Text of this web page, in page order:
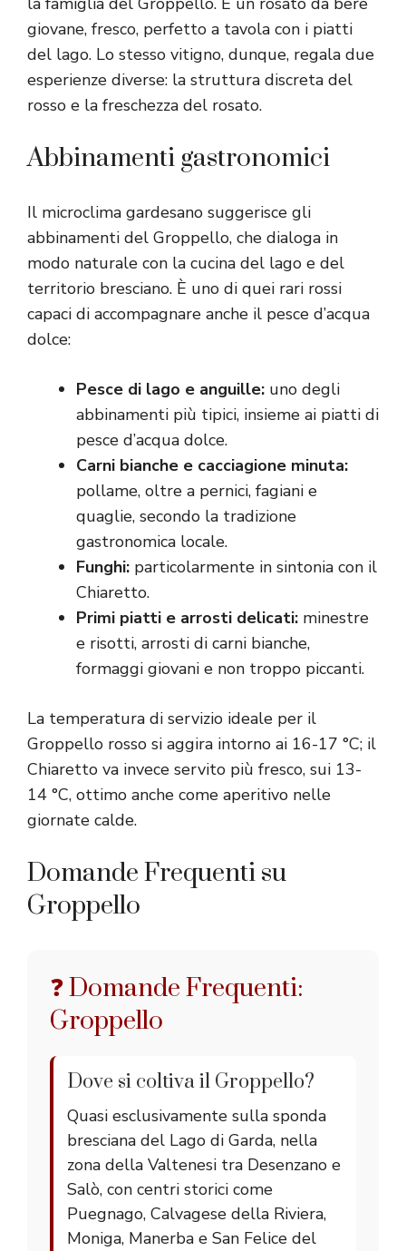
giovane, fresco, perfetto a tavola con i piatti
del lago. Lo stesso vitigno, dunque, regala due
esperienze diverse: la struttura discreta del
rosso e la freschezza del rosato.
Abbinamenti gastronomici
Il microclima gardesano suggerisce gli
abbinamenti del Groppello, che dialoga in
modo naturale con la cucina del lago e del
territorio bresciano. È uno di quei rari rossi
capaci di accompagnare anche il pesce d’acqua
dolce:
Pesce di lago e anguille: uno degli
abbinamenti più tipici, insieme ai piatti di
pesce d’acqua dolce.
Carni bianche e cacciagione minuta:
pollame, oltre a pernici, fagiani e
quaglie, secondo la tradizione
gastronomica locale.
Funghi: particolarmente in sintonia con il
Chiaretto.
Primi piatti e arrosti delicati: minestre
e risotti, arrosti di carni bianche,
formaggi giovani e non troppo piccanti.
La temperatura di servizio ideale per il
Groppello rosso si aggira intorno ai 16-17 °C; il
Chiaretto va invece servito più fresco, sui 13-
14 °C, ottimo anche come aperitivo nelle
giornate calde.
Domande Frequenti su
Groppello
❓ Domande Frequenti:
Groppello
Dove si coltiva il Groppello?
Quasi esclusivamente sulla sponda
bresciana del Lago di Garda, nella
zona della Valtenesi tra Desenzano e
Salò, con centri storici come
Puegnago, Calvagese della Riviera,
Moniga, Manerba e San Felice del